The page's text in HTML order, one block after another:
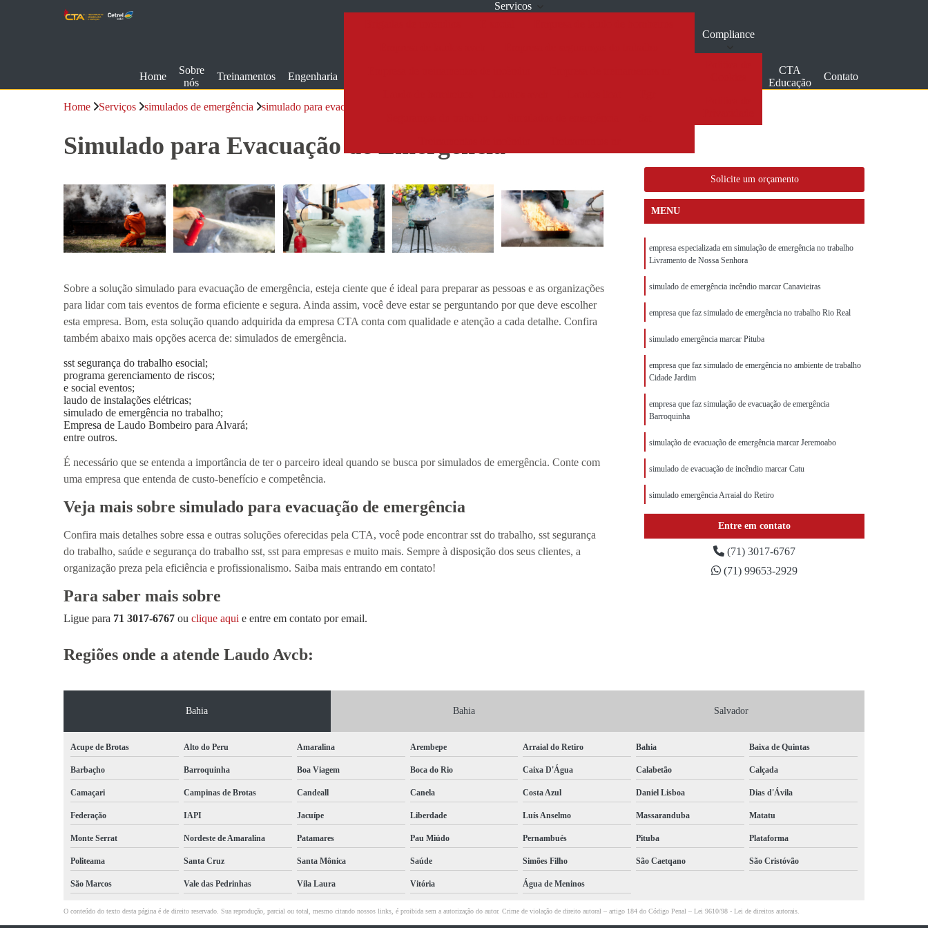
Home
Sobre
nós
Treinamentos Engenharia
Servicos
Compliance
CTA
Educação
Contato
Home Serviços simulados de emergência simulado para evacuação de emergência
Simulado para Evacuação de Emergência
Sobre a solução simulado para evacuação de emergência, esteja ciente que é ideal para preparar as pessoas e as organizações
para lidar com tais eventos de forma eficiente e segura. Ainda assim, você deve estar se perguntando por que deve escolher
esta empresa. Bom, esta solução quando adquirida da empresa CTA conta com qualidade e atenção a cada detalhe. Confira
também abaixo mais opções acerca de: simulados de emergência.
sst segurança do trabalho esocial;
programa gerenciamento de riscos;
e social eventos;
laudo de instalações elétricas;
simulado de emergência no trabalho;
Empresa de Laudo Bombeiro para Alvará;
entre outros.
É necessário que se entenda a importância de ter o parceiro ideal quando se busca por simulados de emergência. Conte com
uma empresa que entenda de custo-benefício e competência.
Veja mais sobre simulado para evacuação de emergência
Confira mais detalhes sobre essa e outras soluções oferecidas pela CTA, você pode encontrar sst do trabalho, sst segurança
do trabalho, saúde e segurança do trabalho sst, sst para empresas e muito mais. Sempre à disposição dos seus clientes, a
organização preza pela eficiência e profissionalismo. Saiba mais entrando em contato!
Para saber mais sobre
Ligue para 71 3017-6767 ou clique aqui e entre em contato por email.
Solicite um orçamento
MENU
empresa especializada em simulação de emergência no trabalho
Livramento de Nossa Senhora
simulado de emergência incêndio marcar Canavieiras
empresa que faz simulado de emergência no trabalho Rio Real
simulado emergência marcar Pituba
empresa que faz simulado de emergência no ambiente de trabalho
Cidade Jardim
empresa que faz simulação de evacuação de emergência
Barroquinha
simulação de evacuação de emergência marcar Jeremoabo
simulado de evacuação de incêndio marcar Catu
simulado emergência Arraial do Retiro
simulado de evacuação de emergência marcar Candeias
empresa especializada em simulado emergência Ribeira
empresa especializada em simulados de emergência na empresa
simulado de emergência no ambiente de trabalho Morro do
simulado de emergência no ambiente de trabalho marcar Piatã
simulados de emergência na empresa Santa Maria da Vitória
simulados de emergência na empresa marcar São Gonçalo dos
Campos
simulado de emergência no trabalho marcar Barra do Choça
simulado de evacuação de incêndio Itapicuru
simulado para evacuação de emergência Morro do Chapéu
empresa especializada em simulado de emergência no ambiente
Entre em contato
(71) 3017-6767
(71) 99653-2929
Regiões onde a atende Laudo Avcb:
Bahia Bahia Salvador
Acupe de Brotas Alto do Peru Amaralina Arembepe Arraial do Retiro Bahia Baixa de Quintas
Barbaçho Barroquinha Boa Viagem Boca do Rio Caixa D'Água Calabetão Calçada
Camaçari Campinas de Brotas Candeall Canela Costa Azul Daniel Lisboa Dias d'Ávila
Federação IAPI Jacuípe Liberdade Luís Anselmo Massaranduba Matatu
Monte Serrat Nordeste de Amaralina Patamares Pau Miúdo Pernambués Pituba Plataforma
Politeama Santa Cruz Santa Mônica Saúde Simões Filho São Caetqano São Cristóvão
São Marcos Vale das Pedrinhas Vila Laura Vitória Água de Meninos
O conteúdo do texto desta página é de direito reservado. Sua reprodução, parcial ou total, mesmo citando nossos links, é proibida sem a autorização do autor. Crime de violação de direito autoral – artigo 184 do Código Penal – Lei 9610/98 - Lei de direitos autorais